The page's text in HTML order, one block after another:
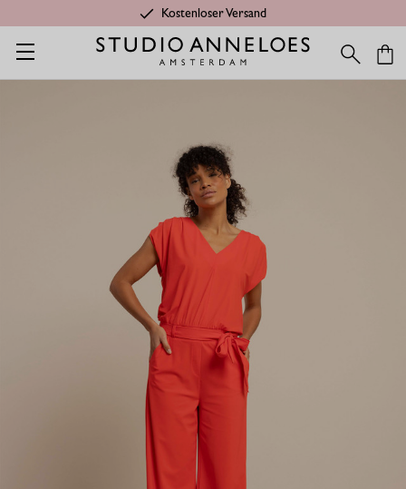
Kostenloser Versand
Startseite Shop Kategorien Letzte Chance Laure